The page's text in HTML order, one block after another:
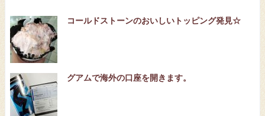
コールドストーンのおいしいトッピング発見☆
グアムで海外の口座を開きます。